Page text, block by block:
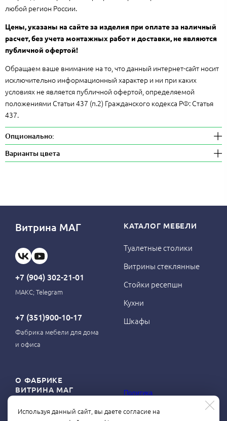
любой регион России.
Цены, указаны на сайте за изделия при оплате за наличный
расчет, без учета монтажных работ и доставки, не являются
публичной офертой!
Обращаем ваше внимание на то, что данный интернет-сайт носит
исключительно информационный характер и ни при каких
условиях не является публичной офертой, определяемой
положениями Статьи 437 (п.2) Гражданского кодекса РФ: Статья
437.
Опционально:
Варианты цвета
Витрина МАГ
+7 (904) 302-21-01
МАКС; Telegram
+7 (351)900-10-17
Фабрика мебели для дома
и офиса
КАТАЛОГ МЕБЕЛИ
Туалетные столики
Витрины стеклянные
Стойки ресепшн
Кухни
Шкафы
О ФАБРИКЕ
ВИТРИНА МАГ
О магазине
Политика
Используя данный сайт, вы даете согласие на